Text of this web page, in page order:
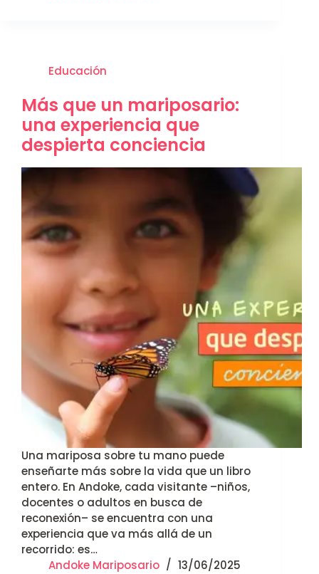
Educación
Más que un mariposario:
una experiencia que
despierta conciencia
Una mariposa sobre tu mano puede
enseñarte más sobre la vida que un libro
entero. En Andoke, cada visitante –niños,
docentes o adultos en busca de
reconexión– se encuentra con una
experiencia que va más allá de un
recorrido: es…
Andoke Mariposario
13/06/2025